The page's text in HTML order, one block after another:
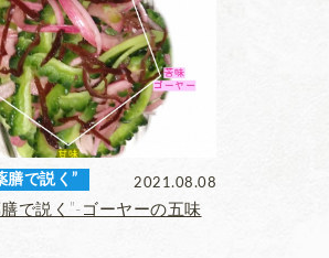
膳で説く” 2021.08.08
で説く”‐ゴーヤーの五味